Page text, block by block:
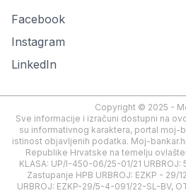
Facebook
Instagram
LinkedIn
Copyright © 2025 -
Sve informacije i izračuni dostupni na
su informativnog karaktera, portal moj-
istinost objavljenih podatka. Moj-
Republike Hrvatske na temelju
KLASA: UP/I-450-06/25-01/21
Zastupanje HPB URBROJ: EZKP - 29/
URBROJ: EZKP-29/5-4-091/22-SL-BV,